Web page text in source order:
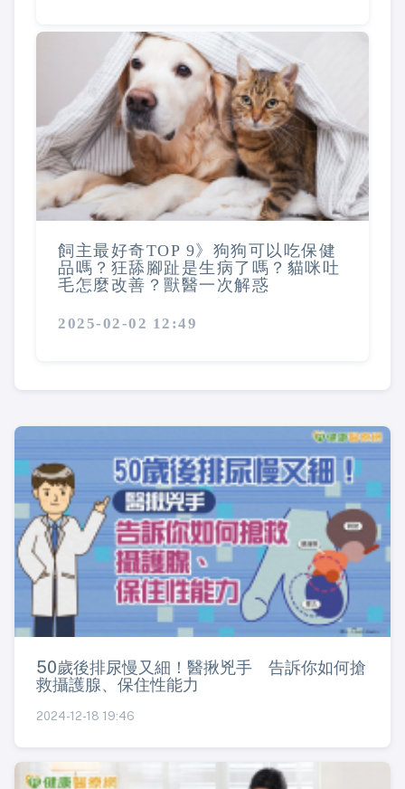
飼主最好奇TOP 9》狗狗可以吃保健
品嗎？狂舔腳趾是生病了嗎？貓咪吐
毛怎麼改善？獸醫一次解惑
2025-02-02 12:49
50歲後排尿慢又細！醫揪兇手 告訴你如何搶
救攝護腺、保住性能力
2024-12-18 19:46